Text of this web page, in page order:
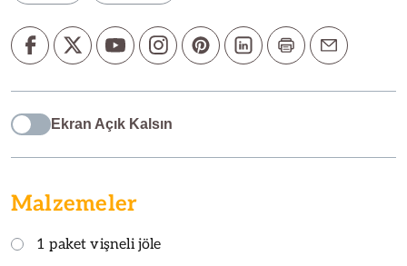
Ekran Açık Kalsın
Malzemeler
1 paket vişneli jöle